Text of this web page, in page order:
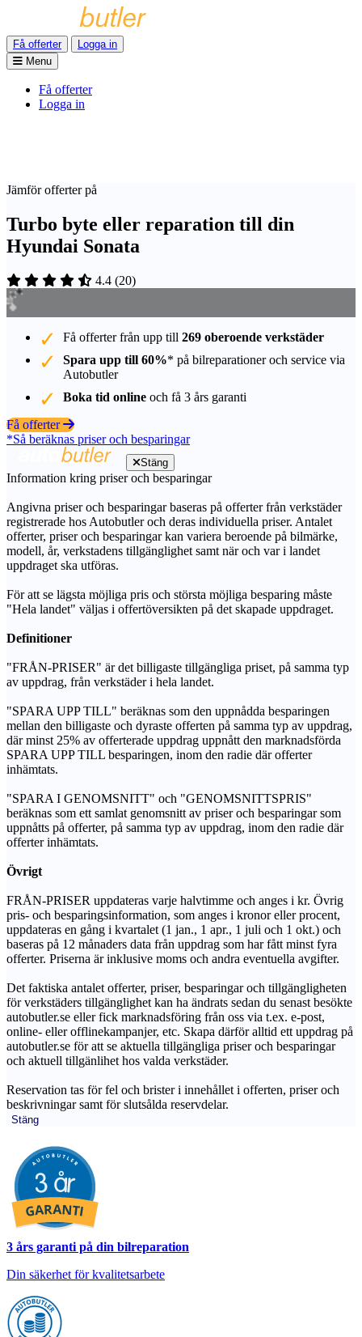
Få offerter
Logga in
Menu
Få offerter
Logga in
Jämför offerter på
Turbo byte eller reparation till din
Hyundai Sonata
4.4 (20)
Få offerter från upp till 269 oberoende verkstäder
Spara upp till 60%* på bilreparationer och service via
Autobutler
Boka tid online och få 3 års garanti
Få offerter
*Så beräknas priser och besparingar
Stäng
Information kring priser och besparingar
Angivna priser och besparingar baseras på offerter från verkstäder
registrerade hos Autobutler och deras individuella priser. Antalet
offerter, priser och besparingar kan variera beroende på bilmärke,
modell, år, verkstadens tillgänglighet samt när och var i landet
uppdraget ska utföras.
För att se lägsta möjliga pris och största möjliga besparing måste
"Hela landet" väljas i offertöversikten på det skapade uppdraget.
Definitioner
"FRÅN-PRISER" är det billigaste tillgängliga priset, på samma typ
av uppdrag, från verkstäder i hela landet.
"SPARA UPP TILL" beräknas som den uppnådda besparingen
mellan den billigaste och dyraste offerten på samma typ av uppdrag,
där minst 25% av offerterade uppdrag uppnått den marknadsförda
SPARA UPP TILL besparingen, inom den radie där offerter
inhämtats.
"SPARA I GENOMSNITT" och "GENOMSNITTSPRIS"
beräknas som ett samlat genomsnitt av priser och besparingar som
uppnåtts på offerter, på samma typ av uppdrag, inom den radie där
offerter inhämtats.
Övrigt
FRÅN-PRISER uppdateras varje halvtimme och anges i kr. Övrig
pris- och besparingsinformation, som anges i kronor eller procent,
uppdateras en gång i kvartalet (1 jan., 1 apr., 1 juli och 1 okt.) och
baseras på 12 månaders data från uppdrag som har fått minst fyra
offerter. Priserna är inklusive moms och andra eventuella avgifter.
Det faktiska antalet offerter, priser, besparingar och tillgängligheten
för verkstäders tillgänglighet kan ha ändrats sedan du senast besökte
autobutler.se eller fick marknadsföring från oss via t.ex. e-post,
online- eller offlinekampanjer, etc. Skapa därför alltid ett uppdrag på
autobutler.se för att se aktuella tillgängliga priser och besparingar
och aktuell tillgänlihet hos valda verkstäder.
Reservation tas för fel och brister i innehållet i offerten, priser och
beskrivningar samt för slutsålda reservdelar.
Stäng
3 års garanti på din bilreparation
Din säkerhet för kvalitetsarbete